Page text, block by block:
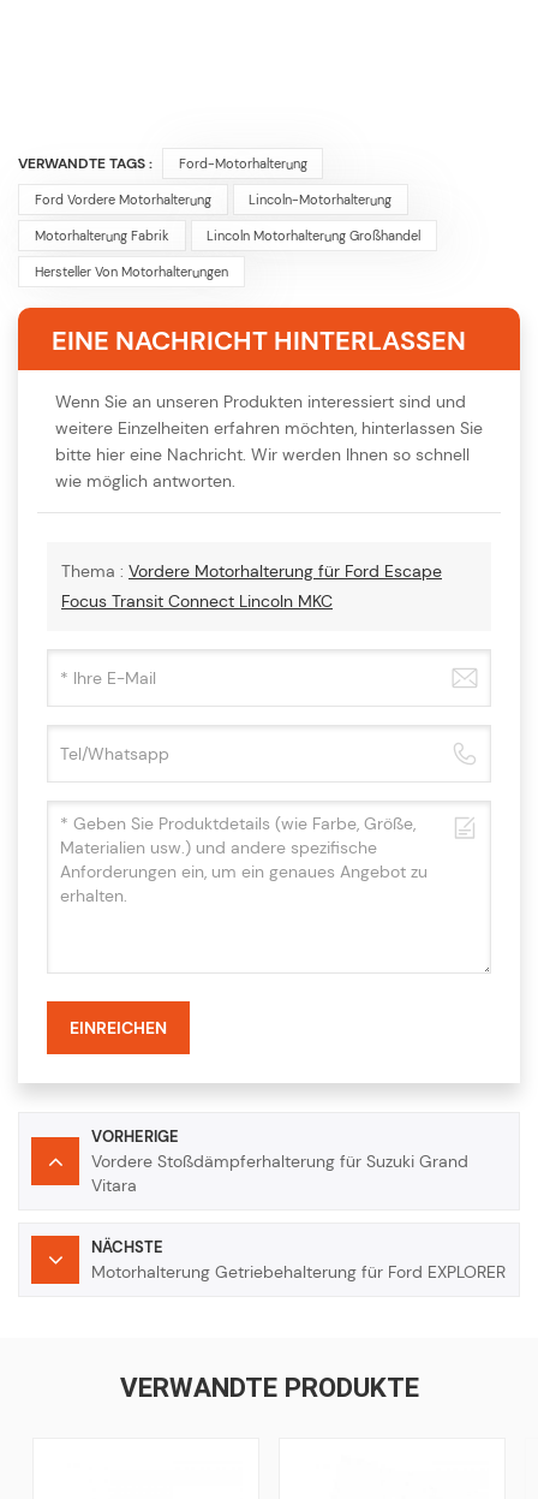
VERWANDTE TAGS : Ford-Motorhalterung
Ford Vordere Motorhalterung Lincoln-Motorhalterung
Motorhalterung Fabrik Lincoln Motorhalterung Großhandel
Hersteller Von Motorhalterungen
EINE NACHRICHT HINTERLASSEN
Wenn Sie an unseren Produkten interessiert sind und
weitere Einzelheiten erfahren möchten, hinterlassen Sie
bitte hier eine Nachricht. Wir werden Ihnen so schnell
wie möglich antworten.
Thema : Vordere Motorhalterung für Ford Escape
Focus Transit Connect Lincoln MKC
EINREICHEN
VORHERIGE
Vordere Stoßdämpferhalterung für Suzuki Grand
Vitara
NÄCHSTE
Motorhalterung Getriebehalterung für Ford EXPLORER
VERWANDTE PRODUKTE